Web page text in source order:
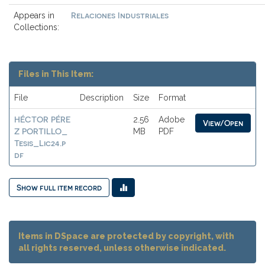
Appears in
Collections:
Relaciones Industriales
Files in This Item:
File Description Size Format
HÉCTOR PÉRE
Z PORTILLO_
Tesis_Lic24.p
df
2.56
MB
Adobe
PDF
View/Open
Show full item record
Items in DSpace are protected by copyright, with
all rights reserved, unless otherwise indicated.